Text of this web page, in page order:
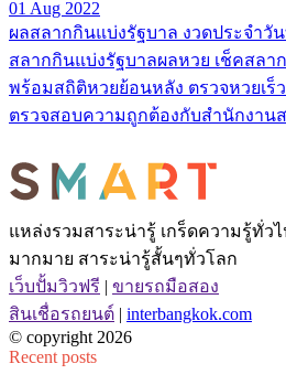
01 Aug 2022
ผลสลากกินแบ่งรัฐบาล งวดประจำวั
สลากกินแบ่งรัฐบาลผลหวย เช็คสลา
พร้อมสถิติหวยย้อนหลัง ตรวจหวยเร็
ตรวจสอบความถูกต้องกับสำนักงาน
แหล่งรวมสาระน่ารู้ เกร็ดความรู้ทั่ว
มากมาย สาระน่ารู้สั้นๆทั่วโลก
เว็บปั้มวิวฟรี | ขายรถมือสอง
สินเชื่อรถยนต์ | interbangkok.com
© copyright 2026
Recent posts